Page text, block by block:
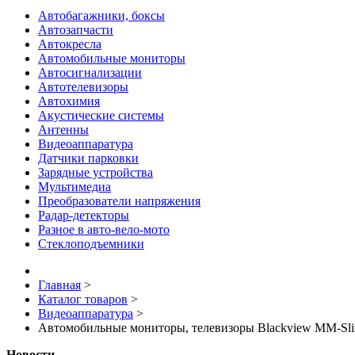
Автобагажники, боксы
Автозапчасти
Автокресла
Автомобильные мониторы
Автосигнализации
Автотелевизоры
Автохимия
Акустические системы
Антенны
Видеоаппаратура
Датчики парковки
Зарядные устройства
Мультимедиа
Преобразователи напряжения
Радар-детекторы
Разное в авто-вело-мото
Стеклоподъемники
Главная >
Каталог товаров >
Видеоаппаратура >
Автомобильные мониторы, телевизоры Blackview MM-